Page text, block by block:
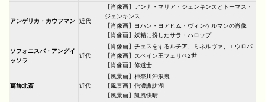
アンゲリカ・カウフマン 近代
【肖像画】アンナ・マリア・ジェンキンスとトーマス・
ジェンキンス
【肖像画】ヨハン・ヨアヒム・ヴィンケルマンの肖像
【肖像画】妖精に扮したサラ・ハロップ
ソフォニスバ・アングイ
ッソラ
近代
【肖像画】チェスをするルチア、ミネルヴァ、エウロパ
【肖像画】スペイン王フェリペ2世
【肖像画】修道士
葛飾北斎 近代
【風景画】神奈川沖浪裏
【風景画】信濃諏訪湖
【風景画】凱風快晴